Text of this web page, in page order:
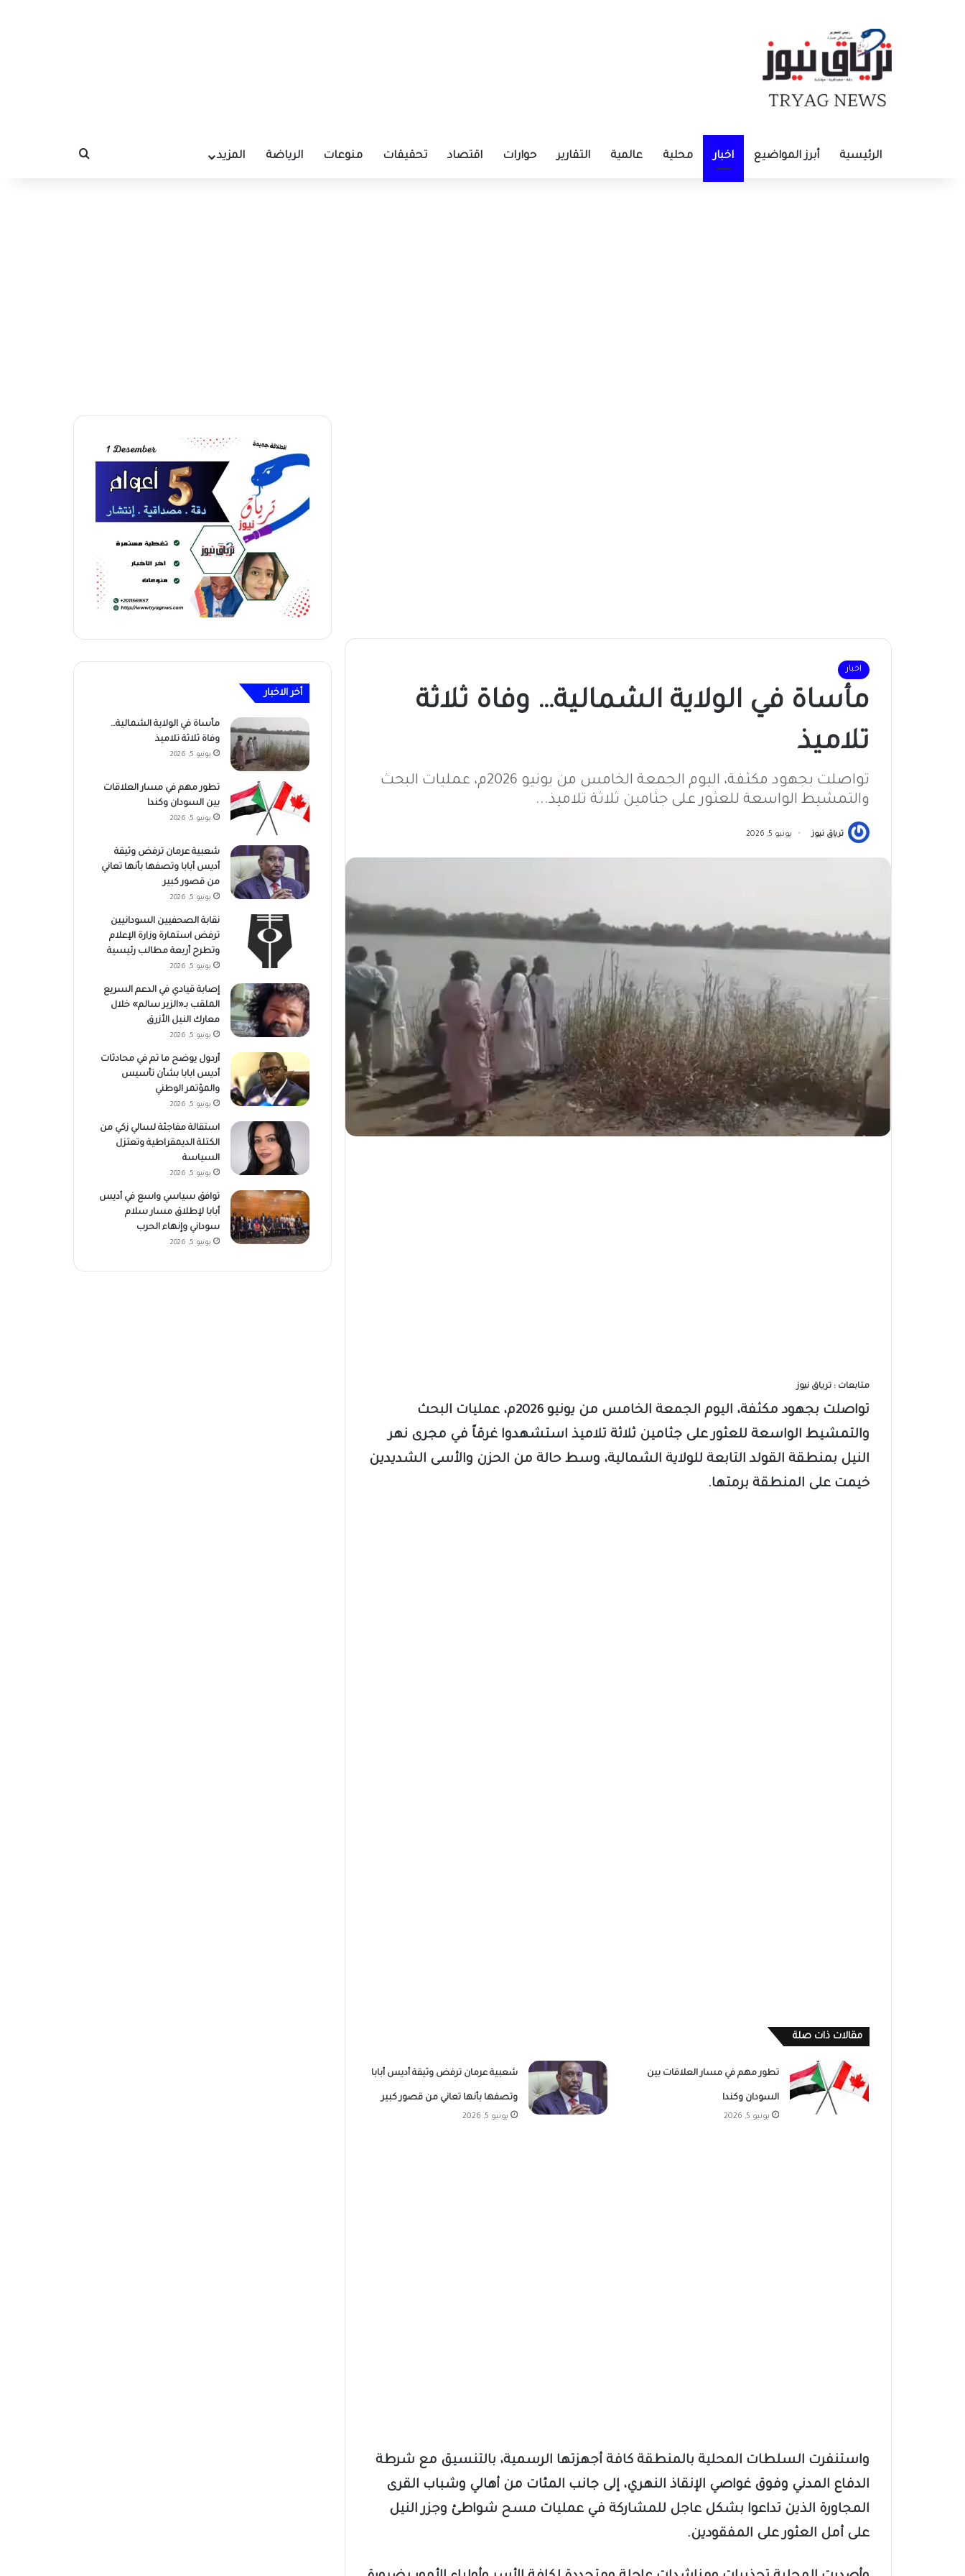
الرئيسية أبرز المواضيع اخبار محلية عالمية التقارير حوارات اقتصاد تحقيقات منوعات الرياضة المزيد بحث عن
اخبار
مأساة في الولاية الشمالية… وفاة ثلاثة
تلاميذ
تواصلت بجهود مكثفة، اليوم الجمعة الخامس من يونيو 2026م، عمليات البحث
والتمشيط الواسعة للعثور على جثامين ثلاثة تلاميذ...
ترياق نيوز يونيو 5, 2026
متابعات : ترياق نيوز
تواصلت بجهود مكثفة، اليوم الجمعة الخامس من يونيو 2026م، عمليات البحث
والتمشيط الواسعة للعثور على جثامين ثلاثة تلاميذ استشهدوا غرقاً في مجرى نهر
النيل بمنطقة القولد التابعة للولاية الشمالية، وسط حالة من الحزن والأسى الشديدين
خيمت على المنطقة برمتها.
مقالات ذات صلة
تطور مهم في مسار العلاقات بين
السودان وكندا
يونيو 5, 2026
شعبية عرمان ترفض وثيقة أديس أبابا
وتصفها بأنها تعاني من قصور كبير
يونيو 5, 2026
واستنفرت السلطات المحلية بالمنطقة كافة أجهزتها الرسمية، بالتنسيق مع شرطة
الدفاع المدني وفوق غواصي الإنقاذ النهري، إلى جانب المئات من أهالي وشباب القرى
المجاورة الذين تداعوا بشكل عاجل للمشاركة في عمليات مسح شواطئ وجزر النيل
على أمل العثور على المفقودين.
أخر الاخبار
مأساة في الولاية الشمالية…
وفاة ثلاثة تلاميذ
يونيو 5, 2026
تطور مهم في مسار العلاقات
بين السودان وكندا
يونيو 5, 2026
شعبية عرمان ترفض وثيقة
أديس أبابا وتصفها بأنها تعاني
من قصور كبير
يونيو 5, 2026
نقابة الصحفيين السودانيين
ترفض استمارة وزارة الإعلام
وتطرح أربعة مطالب رئيسية
يونيو 5, 2026
إصابة قيادي في الدعم السريع
الملقب بـ«الزير سالم» خلال
معارك النيل الأزرق
يونيو 5, 2026
أردول يوضح ما تم في محادثات
أديس ابابا بشأن تأسيس
والمؤتمر الوطني
يونيو 5, 2026
استقالة مفاجئة لسالي زكي من
الكتلة الديمقراطية وتعتزل
السياسة
يونيو 5, 2026
توافق سياسي واسع في أديس
أبابا لإطلاق مسار سلام
سوداني وإنهاء الحرب
يونيو 5, 2026